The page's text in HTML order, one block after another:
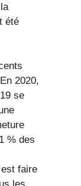
été
2020,
se
% des
est faire
les